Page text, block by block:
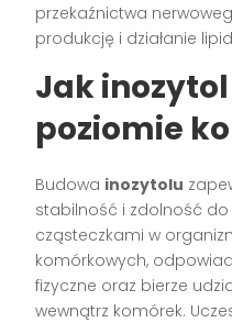
przekaźnictwa
produkcję i działanie
Jak
poziomie
Budowa inozytolu
stabilność i zdolność do
cząsteczkami w
komórkowych,
fizyczne oraz bierze
wewnątrz komórek.